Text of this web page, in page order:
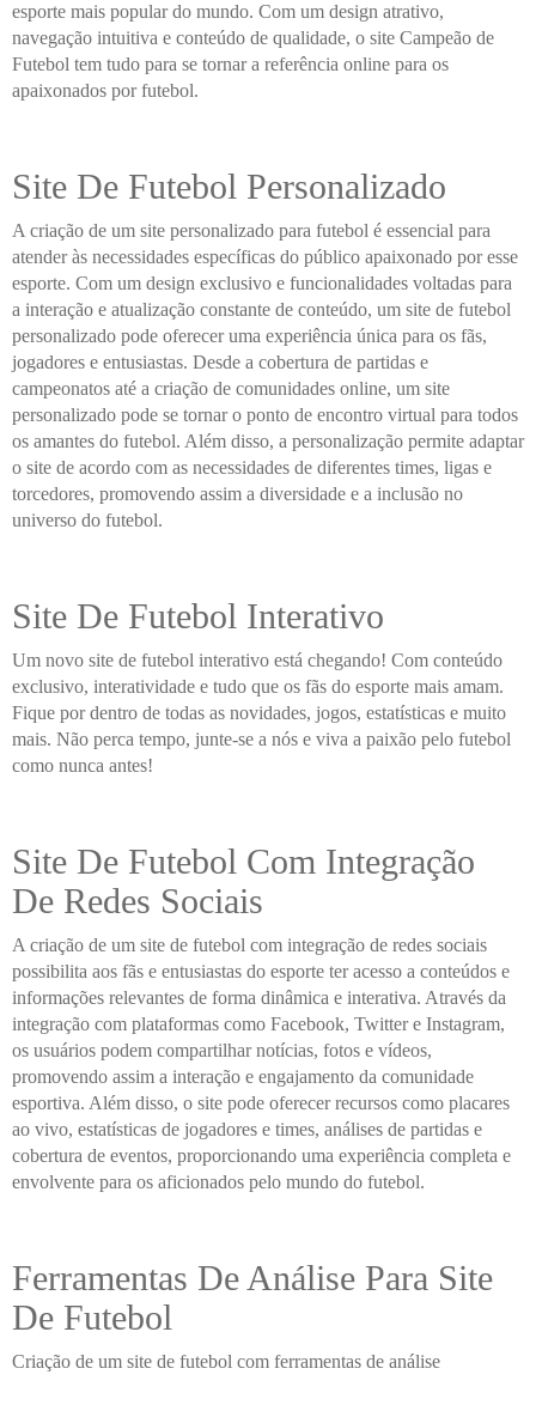
esporte mais popular do mundo. Com um design atrativo,
navegação intuitiva e conteúdo de qualidade, o site Campeão de
Futebol tem tudo para se tornar a referência online para os
apaixonados por futebol.
Site De Futebol Personalizado
A criação de um site personalizado para futebol é essencial para
atender às necessidades específicas do público apaixonado por esse
esporte. Com um design exclusivo e funcionalidades voltadas para
a interação e atualização constante de conteúdo, um site de futebol
personalizado pode oferecer uma experiência única para os fãs,
jogadores e entusiastas. Desde a cobertura de partidas e
campeonatos até a criação de comunidades online, um site
personalizado pode se tornar o ponto de encontro virtual para todos
os amantes do futebol. Além disso, a personalização permite adaptar
o site de acordo com as necessidades de diferentes times, ligas e
torcedores, promovendo assim a diversidade e a inclusão no
universo do futebol.
Site De Futebol Interativo
Um novo site de futebol interativo está chegando! Com conteúdo
exclusivo, interatividade e tudo que os fãs do esporte mais amam.
Fique por dentro de todas as novidades, jogos, estatísticas e muito
mais. Não perca tempo, junte-se a nós e viva a paixão pelo futebol
como nunca antes!
Site De Futebol Com Integração
De Redes Sociais
A criação de um site de futebol com integração de redes sociais
possibilita aos fãs e entusiastas do esporte ter acesso a conteúdos e
informações relevantes de forma dinâmica e interativa. Através da
integração com plataformas como Facebook, Twitter e Instagram,
os usuários podem compartilhar notícias, fotos e vídeos,
promovendo assim a interação e engajamento da comunidade
esportiva. Além disso, o site pode oferecer recursos como placares
ao vivo, estatísticas de jogadores e times, análises de partidas e
cobertura de eventos, proporcionando uma experiência completa e
envolvente para os aficionados pelo mundo do futebol.
Ferramentas De Análise Para Site
De Futebol
Criação de um site de futebol com ferramentas de análise